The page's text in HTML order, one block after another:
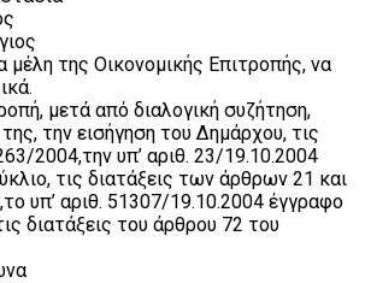
μέλη της Οικονομικής Επιτροπής, να
μετά από διαλογική συζήτηση,
την εισήγηση του Δημάρχου, τις
2004,την υπ’ αριθ. 23/19.10.2004
τις διατάξεις των άρθρων 21 και
υπ’ αριθ. 51307/19.10.2004 έγγραφο
διατάξεις του άρθρου 72 του